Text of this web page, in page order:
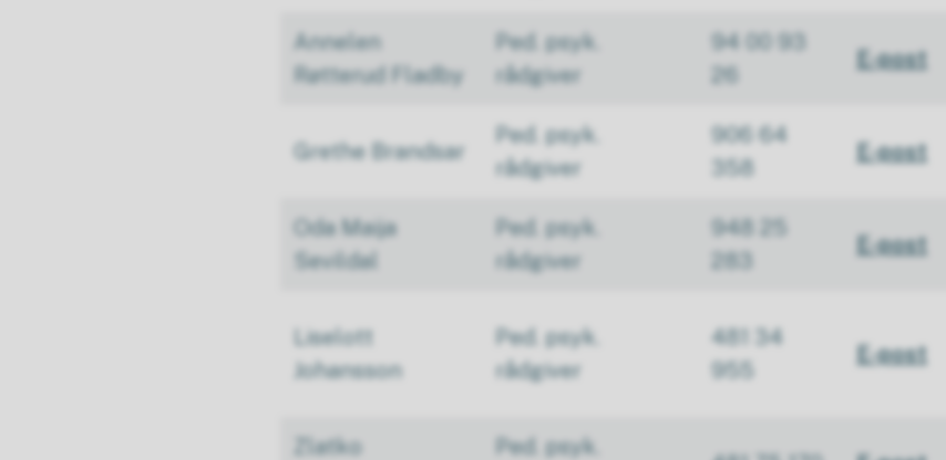
Annelen
Røtterud Fladby
Ped. psyk.
rådgiver
94 00 93
26
E-post
Grethe Brandsar
Ped. psyk.
rådgiver
906 64
358
E-post
Oda Maija
Sevildal
Ped. psyk.
rådgiver
948 25
283
E-post
Liselott
Johansson
Ped. psyk.
rådgiver
481 34
955
E-post
Zlatko Ped. psyk.